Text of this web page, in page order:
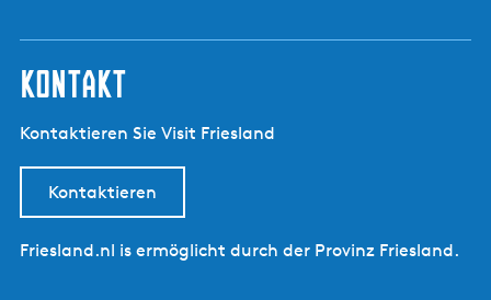
kontakt
Kontaktieren Sie Visit Friesland
Kontaktieren
Friesland.nl is ermöglicht durch der Provinz Friesland.